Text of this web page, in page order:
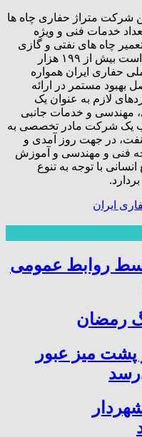
سال فعالیت این شرکت متراژ حفاری چاه ها
هزار و ۷۰۰ متر و تعداد خدمات فنی و ویژه
چاه های نفتی و گازی
که افزون بر ۲۵ نوع خدمات تخصصی است بیش از ۱۹۹ هزار
حفاری ایران همواره
بهبود مستمر در ارائه
لازم به عنوان یک
مهندسی و خدمات جانبی
یک شرکت مادر تخصصی به
در جهت روز آمدی و
فنی و مهندسی و آموزش
با توجه به تنوع
ایران
روابط عمومی
رمضان
پشت میز عبور